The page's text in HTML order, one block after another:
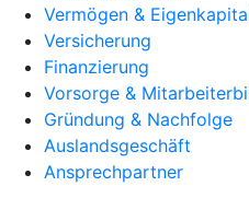
Vermögen &
Versicherung
Finanzierung
Vorsorge &
Gründung & Nachfolge
Auslandsgeschäft
Ansprechpartner